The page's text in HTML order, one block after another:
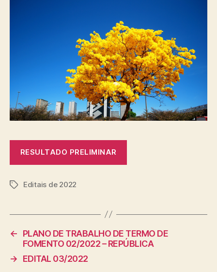
RESULTADO PRELIMINAR
TagsEditais de 2022
←
PLANO DE TRABALHO DE TERMO DE
FOMENTO 02/2022 – REPÚBLICA
→
EDITAL 03/2022